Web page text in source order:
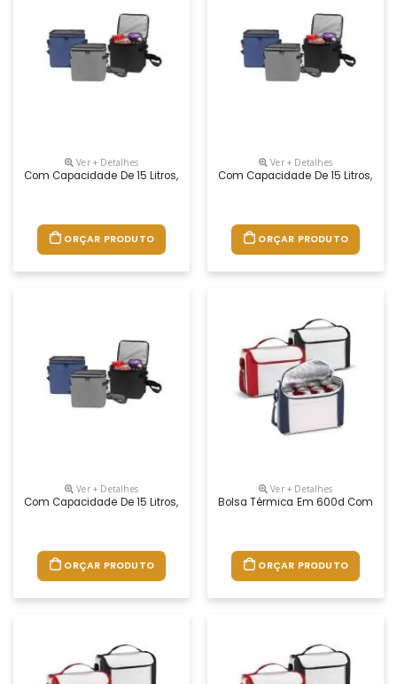
Ver + Detalhes
Com Capacidade De 15 Litros, Esta Bolsa Térmica É Confeccionada
ORÇAR PRODUTO
Ver + Detalhes
Com Capacidade De 15 Litros,
ORÇAR PRODUTO
Ver + Detalhes
Com Capacidade De 15 Litros, Esta Bolsa Térmica É Confeccionada
ORÇAR PRODUTO
Ver + Detalhes
Bolsa Térmica Em 600d Com
ORÇAR PRODUTO